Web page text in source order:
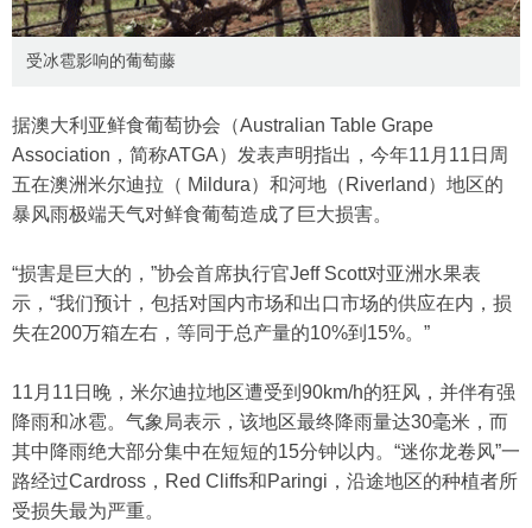
受冰雹影响的葡萄藤
据澳大利亚鲜食葡萄协会（Australian Table Grape
Association，简称ATGA）发表声明指出，今年11月11日周
五在澳洲米尔迪拉（ Mildura）和河地（Riverland）地区的
暴风雨极端天气对鲜食葡萄造成了巨大损害。
“损害是巨大的，”协会首席执行官Jeff Scott对亚洲水果表
示，“我们预计，包括对国内市场和出口市场的供应在内，损
失在200万箱左右，等同于总产量的10%到15%。”
11月11日晚，米尔迪拉地区遭受到90km/h的狂风，并伴有强
降雨和冰雹。气象局表示，该地区最终降雨量达30毫米，而
其中降雨绝大部分集中在短短的15分钟以内。“迷你龙卷风”一
路经过Cardross，Red Cliffs和Paringi，沿途地区的种植者所
受损失最为严重。